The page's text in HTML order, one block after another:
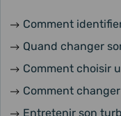
Comment
Quand changer
Comment choisir
Comment
Entretenir son